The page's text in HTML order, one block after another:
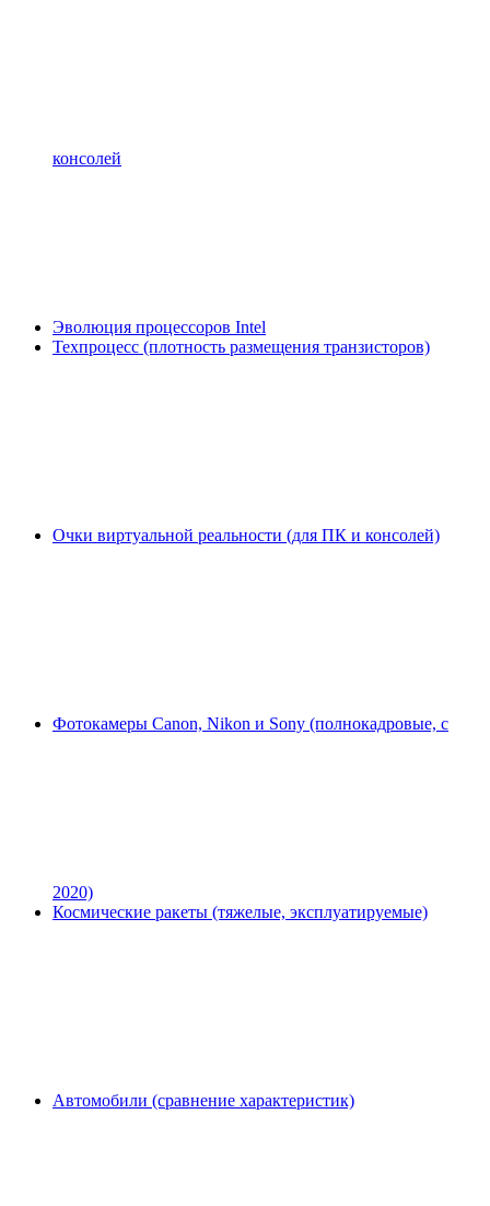
консолей
Эволюция процессоров Intel
Техпроцесс (плотность размещения транзисторов)
Очки виртуальной реальности (для ПК и консолей)
Фотокамеры Canon, Nikon и Sony (полнокадровые, с
2020)
Космические ракеты (тяжелые, эксплуатируемые)
Автомобили (сравнение характеристик)